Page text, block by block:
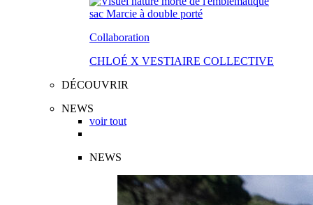
Collaboration
CHLOÉ X VESTIAIRE COLLECTIVE
DÉCOUVRIR
NEWS
voir tout
NEWS